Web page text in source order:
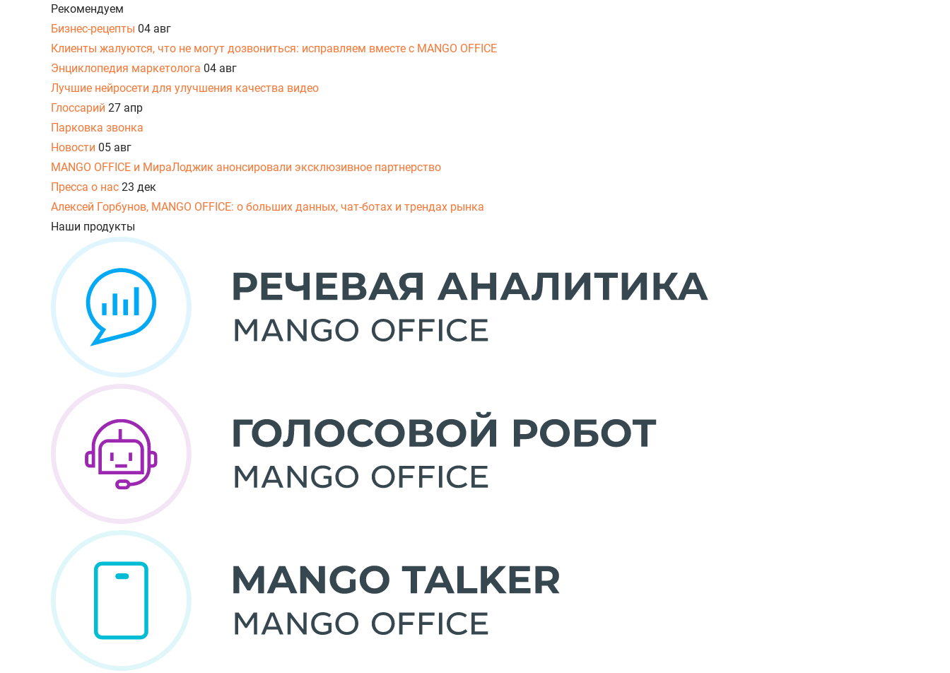
Рекомендуем
Бизнес-рецепты 04 авг
Клиенты жалуются, что не могут дозвониться: исправляем вместе с MANGO OFFICE
Энциклопедия маркетолога 04 авг
Лучшие нейросети для улучшения качества видео
Глоссарий 27 апр
Парковка звонка
Новости 05 авг
MANGO OFFICE и МираЛоджик анонсировали эксклюзивное партнерство
Пресса о нас 23 дек
Алексей Горбунов, MANGO OFFICE: о больших данных, чат-ботах и трендах рынка
Наши продукты